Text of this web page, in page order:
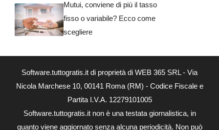
Mutui, conviene di più il tasso
fisso o variabile? Ecco come
scegliere
Software.tuttogratis.it di proprietà di WEB 365 SRL - Via
Nicola Marchese 10, 00141 Roma (RM) - Codice Fiscale e
Partita I.V.A. 12279101005
Software.tuttogratis.it non è una testata giornalistica, in
quanto viene aggiornato senza alcuna periodicità. Non può